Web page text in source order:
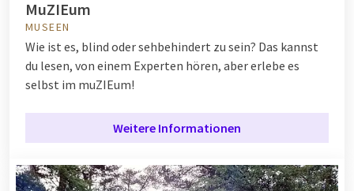
MuZIEum
MUSEEN
Wie ist es, blind oder sehbehindert zu sein? Das kannst
du lesen, von einem Experten hören, aber erlebe es
selbst im muZIEum!
Weitere Informationen